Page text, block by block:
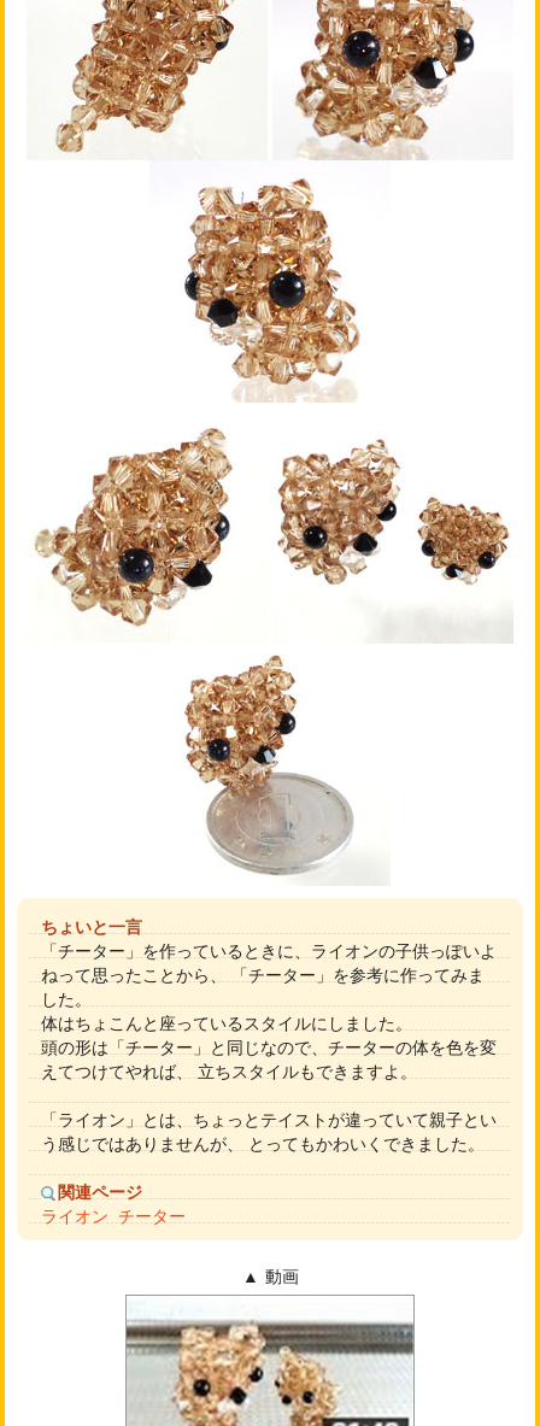
ちょいと一言
「チーター」を作っているときに、ライオンの子供っぽいよ
ねって思ったことから、 「チーター」を参考に作ってみま
した。
体はちょこんと座っているスタイルにしました。
頭の形は「チーター」と同じなので、チーターの体を色を変
えてつけてやれば、 立ちスタイルもできますよ。
「ライオン」とは、ちょっとテイストが違っていて親子とい
う感じではありませんが、 とってもかわいくできました。
関連ページ
ライオン チーター
動画